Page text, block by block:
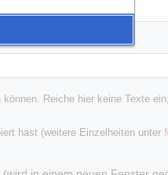
Reiche hier keine Texte
hast (weitere Einzelheiten unter